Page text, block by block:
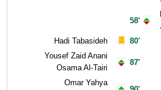
Hadi Tabasideh
Yousef Zaid Anani
Osama Al-Tairi
Omar Yahya
58'
80'
87'